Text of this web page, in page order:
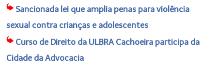
Sancionada lei que amplia penas para violência
sexual contra crianças e adolescentes
Curso de Direito da ULBRA Cachoeira participa da
Cidade da Advocacia